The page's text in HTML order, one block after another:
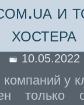
и
хостера
10.05.2022
у
только